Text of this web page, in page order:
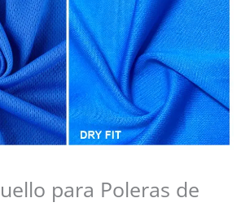
para Poleras de